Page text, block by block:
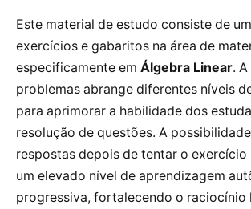
Este material de estudo consiste de
exercícios e gabaritos na área de
especificamente em Álgebra Linear.
problemas abrange diferentes níveis
para aprimorar a habilidade dos
resolução de questões. A
respostas depois de tentar o
um elevado nível de aprendizagem
progressiva, fortalecendo o